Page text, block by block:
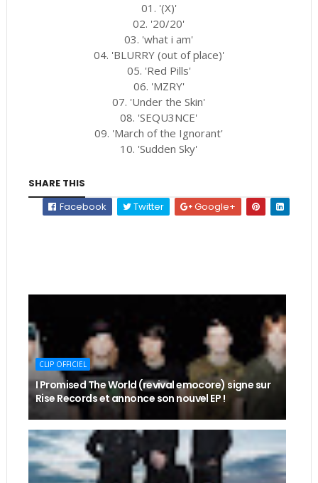
01. '(X)'
02. '20/20'
03. 'what i am'
04. 'BLURRY (out of place)'
05. 'Red Pills'
06. 'MZRY'
07. 'Under the Skin'
08. 'SEQU3NCE'
09. 'March of the Ignorant'
10. 'Sudden Sky'
SHARE THIS
Facebook
Twitter Google+
CLIP OFFICIEL
I Promised The World (revival emocore) signe sur
Rise Records et annonce son nouvel EP !